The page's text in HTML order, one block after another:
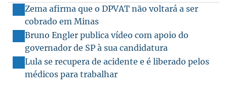
Zema afirma que o DPVAT não voltará a ser
cobrado em Minas
Bruno Engler publica vídeo com apoio do
governador de SP à sua candidatura
Lula se recupera de acidente e é liberado pelos
médicos para trabalhar